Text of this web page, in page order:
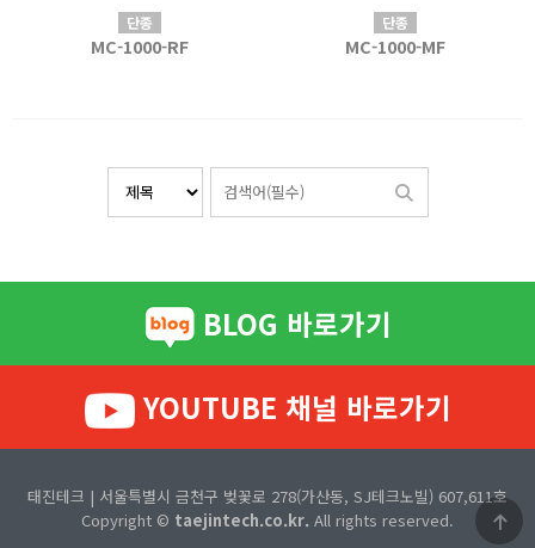
단종
MC-1000-RF
단종
MC-1000-MF
BLOG 바로가기
YOUTUBE 채널 바로가기
태진테크 | 서울특별시 금천구 벚꽃로 278(가산동, SJ테크노빌) 607,611호
Copyright © taejintech.co.kr. All rights reserved.